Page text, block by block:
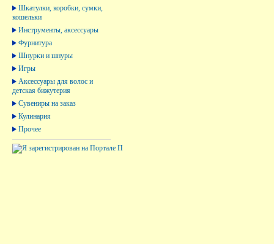
Шкатулки, коробки, сумки,
кошельки
Инструменты, аксессуары
Фурнитура
Шнурки и шнуры
Игры
Аксессуары для волос и
детская бижутерия
Сувениры на заказ
Кулинария
Прочее